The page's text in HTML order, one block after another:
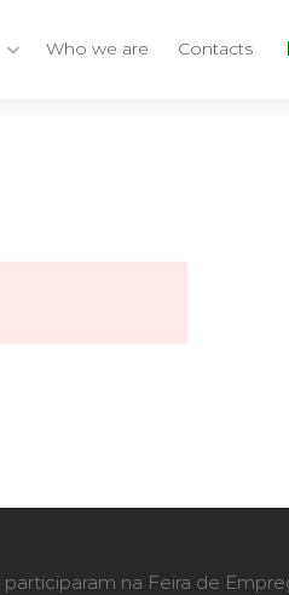
Who we are Contacts
participaram na Feira de